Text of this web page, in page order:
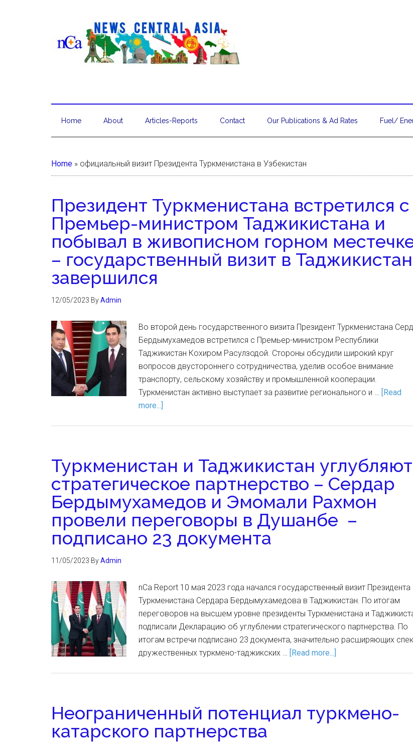
Home About Articles-Reports Contact Our Publications & Ad Rates Fuel/
Home » официальный визит Президента Туркменистана в Узбекистан
Президент Туркменистана встретился с
Премьер-министром Таджикистана и
побывал в живописном горном
– государственный визит в Таджикистан
завершился
12/05/2023 ByAdmin
Во второй день государственного визита Президент Туркменистана
Бердымухамедов встретился с Премьер-министром Республики
Таджикистан Кохиром Расулзодой. Стороны обсудили широкий круг
вопросов двустороннего сотрудничества, уделив особое внимание
транспорту, сельскому хозяйству и промышленной кооперации.
Туркменистан активно выступает за развитие регионального и … [Read
more...]
Туркменистан и Таджикистан углубляют
стратегическое партнерство – Сердар
Бердымухамедов и Эмомали Рахмон
провели переговоры в Душанбе –
подписано 23 документа
11/05/2023 ByAdmin
nCa Report 10 мая 2023 года начался государственный визит Президента
Туркменистана Сердара Бердымухамедова в Таджикистан. По итогам
переговоров на высшем уровне президенты Туркменистана и
подписали Декларацию об углублении стратегического партнерства. По
итогам встречи подписано 23 документа, значительно расширяющих
дружественных туркмено-таджикских … [Read more...]
Неограниченный потенциал туркмено-
катарского партнерства